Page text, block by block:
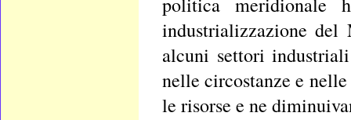
industrializzazione del
alcuni settori
nelle circostanze e
le risorse e ne